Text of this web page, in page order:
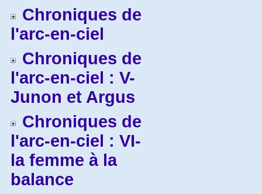
Chroniques de
l'arc-en-ciel
Chroniques de
l'arc-en-ciel : V-
Junon et Argus
Chroniques de
l'arc-en-ciel : VI-
la femme à la
balance